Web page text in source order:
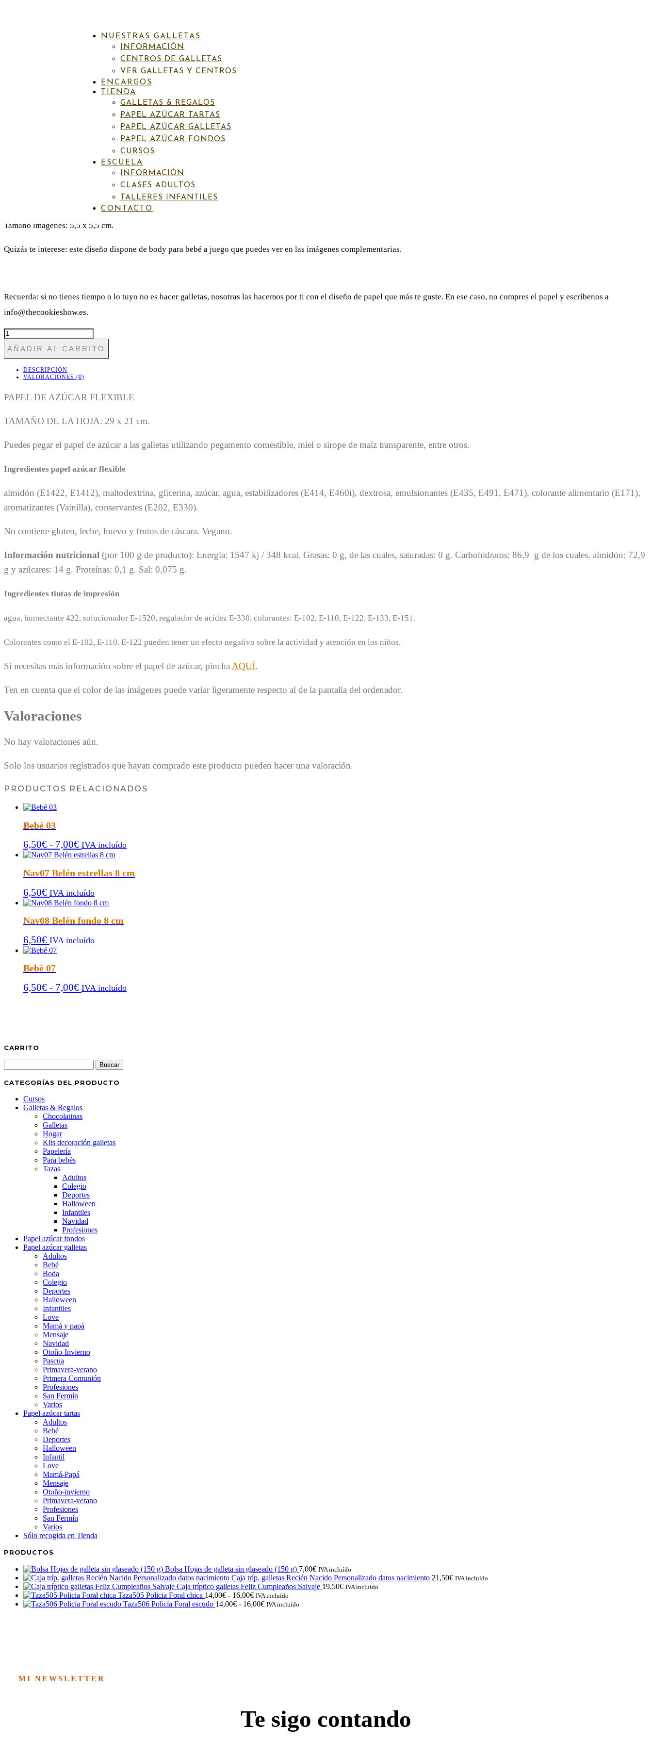
NUESTRAS GALLETAS
INFORMACIÓN
CENTROS DE GALLETAS
VER GALLETAS Y CENTROS
ENCARGOS
TIENDA
GALLETAS & REGALOS
PAPEL AZÚCAR TARTAS
PAPEL AZÚCAR GALLETAS
PAPEL AZÚCAR FONDOS
CURSOS
ESCUELA
INFORMACIÓN
CLASES ADULTOS
TALLERES INFANTILES
CONTACTO
PAPEL AZÚCAR GALLETAS/
Papel azúcar galletas Etiquetas:Bautizo ,Body bebé a juego
Bebé44 Bienvenida a este mundo (estrellas rosas)
Tamaño imágenes: 5,5 x 5,5 cm.
Quizás te interese: este diseño dispone de body para bebé a juego que puedes ver en las imágenes complementarias.
Recuerda: si no tienes tiempo o lo tuyo no es hacer galletas, nosotras las hacemos por ti con el diseño de papel que más te guste. En ese caso, no compres el papel y escríbenos a
info@thecookieshow.es.
BEBÉ44
BIENVENIDA
A
ESTE
MUNDO
(ESTRELLAS
CANTIDAD
AÑADIR AL CARRITO
DESCRIPCIÓN
VALORACIONES (0)
PAPEL DE AZÚCAR FLEXIBLE
TAMAÑO DE LA HOJA: 29 x 21 cm.
Puedes pegar el papel de azúcar a las galletas utilizando pegamento comestible, miel o sirope de maíz transparente, entre otros.
Ingredientes papel azúcar flexible
almidón (E1422, E1412), maltodextrina, glicerina, azúcar, agua, estabilizadores (E414, E460i), dextrosa, emulsionantes (E435, E491, E471), colorante alimentario (E171),
aromatizantes (Vainilla), conservantes (E202, E330).
No contiene gluten, leche, huevo y frutos de cáscara. Vegano.
Información nutricional (por 100 g de producto): Energía: 1547 kj / 348 kcal. Grasas: 0 g, de las cuales, saturadas: 0 g. Carbohidratos: 86,9 g de los cuales, almidón: 72,9
g y azúcares: 14 g. Proteínas: 0,1 g. Sal: 0,075 g.
Ingredientes tintas de impresión
agua, humectante 422, solucionador E-1520, regulador de acidez E-330, colorantes: E-102, E-110, E-122, E-133, E-151.
Colorantes como el E-102, E-110, E-122 pueden tener un efecto negativo sobre la actividad y atención en los niños.
Si necesitas más información sobre el papel de azúcar, pincha AQUÍ.
Ten en cuenta que el color de las imágenes puede variar ligeramente respecto al de la pantalla del ordenador.
Valoraciones
No hay valoraciones aún.
Solo los usuarios registrados que hayan comprado este producto pueden hacer una valoración.
PRODUCTOS RELACIONADOS
Bebé 03
6,50€ - 7,00€Rango
de
precios:
desde
6,50€
hasta
7,00€
IVA incluído
Nav07 Belén estrellas 8 cm
6,50€ IVA incluído
Nav08 Belén fondo 8 cm
6,50€ IVA incluído
Bebé 07
6,50€ - 7,00€Rango
7,00€
IVA incluído
CARRITO
CATEGORÍAS DEL PRODUCTO
Cursos
Galletas & Regalos
Chocolatinas
Galletas
Hogar
Kits decoración galletas
Papelería
Para bebés
Tazas
Adultos
Colegio
Deportes
Halloween
Infantiles
Navidad
Profesiones
Papel azúcar fondos
Papel azúcar galletas
Adultos
Bebé
Boda
Colegio
Deportes
Halloween
Infantiles
Love
Mamá y papá
Mensaje
Navidad
Otoño-Invierno
Pascua
Primavera-verano
Primera Comunión
Profesiones
San Fermín
Varios
Papel azúcar tartas
Adultos
Bebé
Deportes
Halloween
Infantil
Love
Mamá-Papá
Mensaje
Otoño-invierno
Primavera-verano
Profesiones
San Fermín
Varios
Sólo recogida en Tienda
PRODUCTOS
Bolsa Hojas de galleta sin glaseado (150 g) 7,00€ IVA incluído
Caja tríp. galletas Recién Nacido Personalizado datos nacimiento 21,50€ IVA incluído
Caja tríptico galletas Feliz Cumpleaños Salvaje 19,50€ IVA incluído
Taza505 Policia Foral chica 14,00€ - 16,00€Rango
de
IVA incluído
Taza506 Policía Foral escudo 14,00€ - 16,00€Rango
IVA incluído
MI NEWSLETTER
Te sigo contando